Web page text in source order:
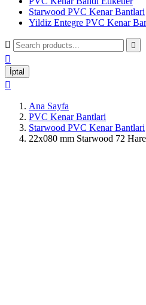
Starwood PVC Kenar Bantlari
Yildiz Entegre PVC Kenar
 

İptal

Ana Sayfa
PVC Kenar Bantlari
Starwood PVC Kenar Bantlari
22x080 mm Starwood 72